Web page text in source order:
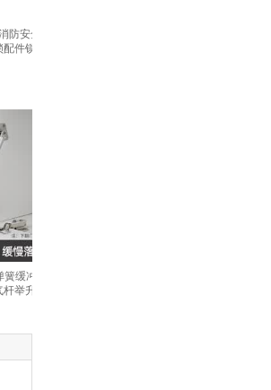
防安全通道
件锁芯 不
缓冲液压
举升器 下